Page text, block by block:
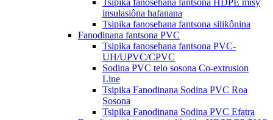
Tsipika fanosehana fantsona HDPE misy
insulasiôna hafanana
Tsipika fanosehana fantsona silikônina
Fanodinana fantsona PVC
Tsipika fanosehana fantsona PVC-
UH/UPVC/CPVC
Sodina PVC telo sosona Co-extrusion
Line
Tsipika Fanodinana Sodina PVC Roa
Sosona
Tsipika Fanodinana Sodina PVC Efatra